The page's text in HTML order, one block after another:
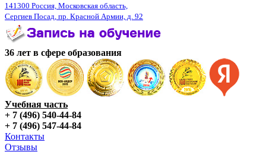
141300 Россия, Московская область,
Сергиев Посад, пр. Красной Армии, д. 92
36 лет в сфере образования
Учебная часть
+ 7 (496) 540-44-84
+ 7 (496) 547-44-84
Контакты
Отзывы